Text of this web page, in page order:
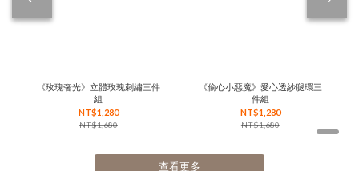
《玫瑰奢光》立體玫瑰刺繡三件
組
NT$1,280
NT$1,680
《偷心小惡魔》愛心透紗腿環三
件組
NT$1,280
NT$1,680
查看更多